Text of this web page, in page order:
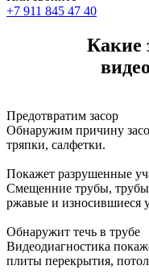
+7 911 845 47 40
Какие
Предотвратим засор
Обнаружим причину
тряпки, салфетки.
Покажет разрушенные
Смещенние трубы,
ржавые и износившиеся
Обнаружит течь в трубе
Видеодиагностика
плиты перекрытия,